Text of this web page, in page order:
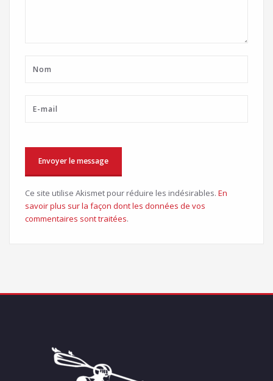
Ce site utilise Akismet pour réduire les indésirables. En
savoir plus sur la façon dont les données de vos
commentaires sont traitées.